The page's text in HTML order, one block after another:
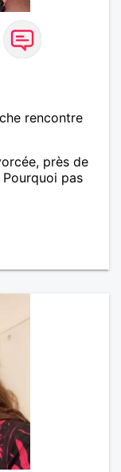
rencontre
près de
pas